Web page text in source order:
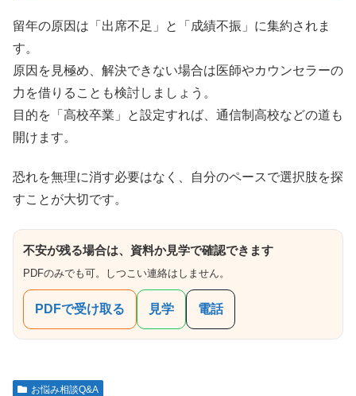
留年の原因は「出席不足」と「成績不振」に集約されま
す。
原因を見極め、解決できない場合は医師やカウンセラーの
力を借りることも検討しましょう。
目的を「高校卒業」と設定すれば、通信制高校などの道も
開けます。
恐れを無理に消す必要はなく、自分のペースで選択肢を探
すことが大切です。
不安が残る場合は、資料か見学で確認できます
PDFのみでも可。しつこい連絡はしません。
PDFで受け取る 見学 電話
お悩み相談Q&A